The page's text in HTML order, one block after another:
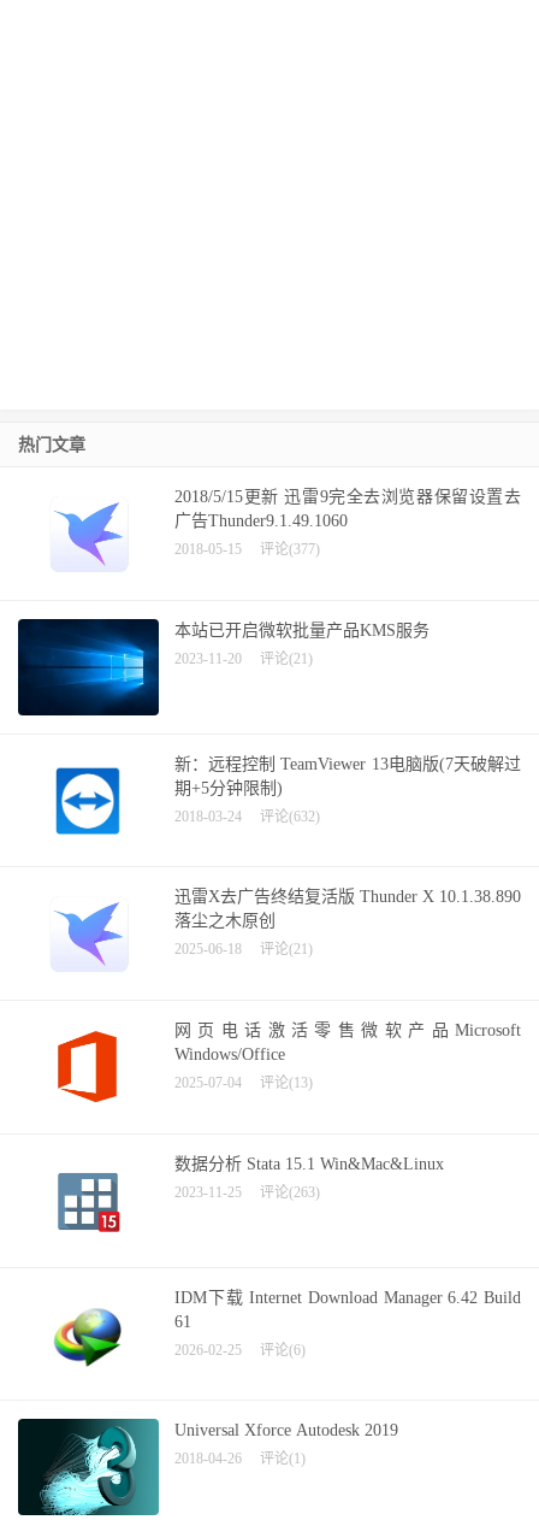
热门文章
2018/5/15更新 迅雷9完全去浏览器保留设置去
广告Thunder9.1.49.1060
2018-05-15 评论(377)
本站已开启微软批量产品KMS服务
2023-11-20 评论(21)
新：远程控制 TeamViewer 13电脑版(7天破解过
期+5分钟限制)
2018-03-24 评论(632)
迅雷X去广告终结复活版 Thunder X 10.1.38.890
落尘之木原创
2025-06-18 评论(21)
网页电话激活零售微软产品Microsoft
Windows/Office
2025-07-04 评论(13)
数据分析 Stata 15.1 Win&Mac&Linux
2023-11-25 评论(263)
IDM下载 Internet Download Manager 6.42 Build
61
2026-02-25 评论(6)
Universal Xforce Autodesk 2019
2018-04-26 评论(1)